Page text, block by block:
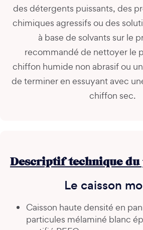
des détergents puissants, des
chimiques agressifs ou des
à base de solvants sur le
recommandé de nettoyer le
chiffon humide non abrasif ou
de terminer en essuyant avec
chiffon sec.
Descriptif technique
Le caisson
Caisson haute densité en
particules mélaminé blanc